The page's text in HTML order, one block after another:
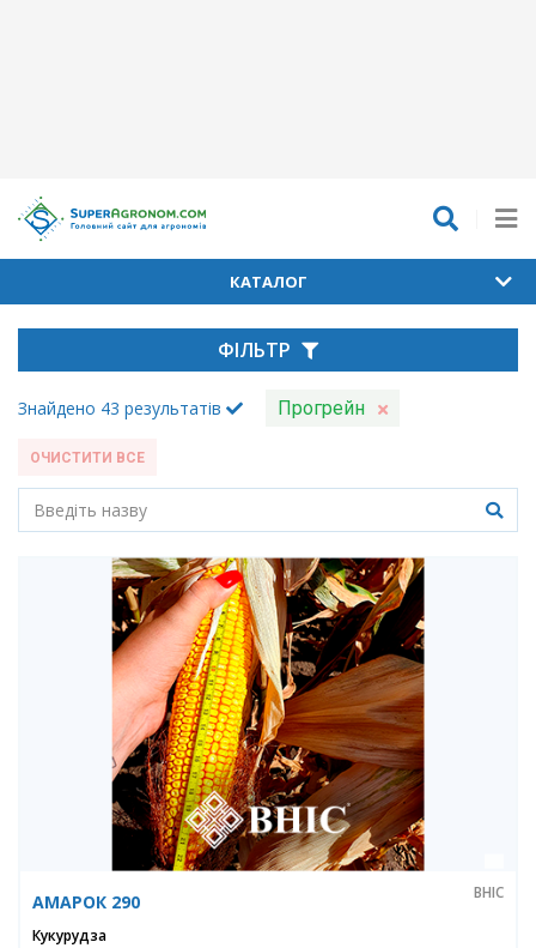
КАТАЛОГ
ФІЛЬТР
Знайдено 43 результатів Прогрейн
ОЧИСТИТИ ВСЕ
АМАРОК 290 ВНІС
Кукурудза